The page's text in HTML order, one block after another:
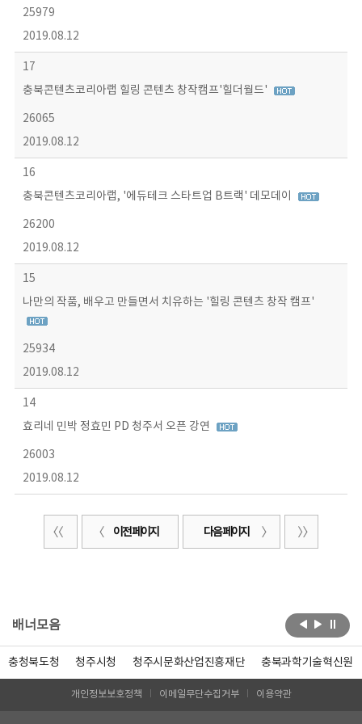
25979
2019.08.12
17
충북콘텐츠코리아랩 힐링 콘텐츠 창작캠프'힐더월드'
26065
2019.08.12
16
충북콘텐츠코리아랩, '에듀테크 스타트업 B트랙' 데모데이
26200
2019.08.12
15
나만의 작품, 배우고 만들면서 치유하는 '힐링 콘텐츠 창작 캠프'
25934
2019.08.12
14
효리네 민박 정효민 PD 청주서 오픈 강연
26003
2019.08.12
이전 페이지 다음 페이지
배너모음
충청북도청 청주시청 청주시문화산업진흥재단 충북과학기술혁신원
개인정보보호정책 이메일무단수집거부 이용약관